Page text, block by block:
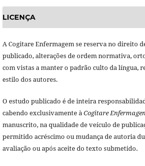
LICENÇA
A Cogitare Enfermagem se reserva no direito
publicado, alterações de ordem normativa,
com vistas a manter o padrão culto da língua,
estilo dos autores.
O estudo publicado é de inteira
cabendo exclusivamente àCogitare
manuscrito, na qualidade de veículo de
permitido acréscimo ou mudança de autoria
avaliação ou após aceite do texto submetido.